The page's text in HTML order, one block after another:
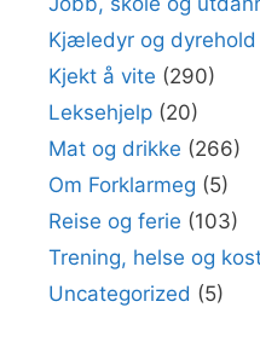
Kjæledyr og dyrehold
Kjekt å vite (290)
Leksehjelp (20)
Mat og drikke (266)
Om Forklarmeg (5)
Reise og ferie (103)
Trening, helse og
Uncategorized (5)